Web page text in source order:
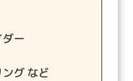
ー
グ など